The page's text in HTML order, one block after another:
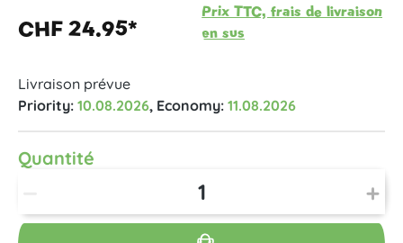
CHF 24.95*
Prix TTC, frais de livraison
en sus
Livraison prévue
Priority: 10.08.2026, Economy: 11.08.2026
Quantité